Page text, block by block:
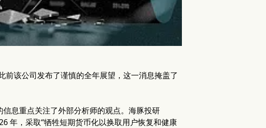
该公司发布了谨慎的全年展望，这一消息掩盖了
息重点关注了外部分析师的观点。海豚投研
年，采取“牺牲短期货币化以换取用户恢复和健康